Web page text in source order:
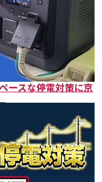
ースな停電対策に京